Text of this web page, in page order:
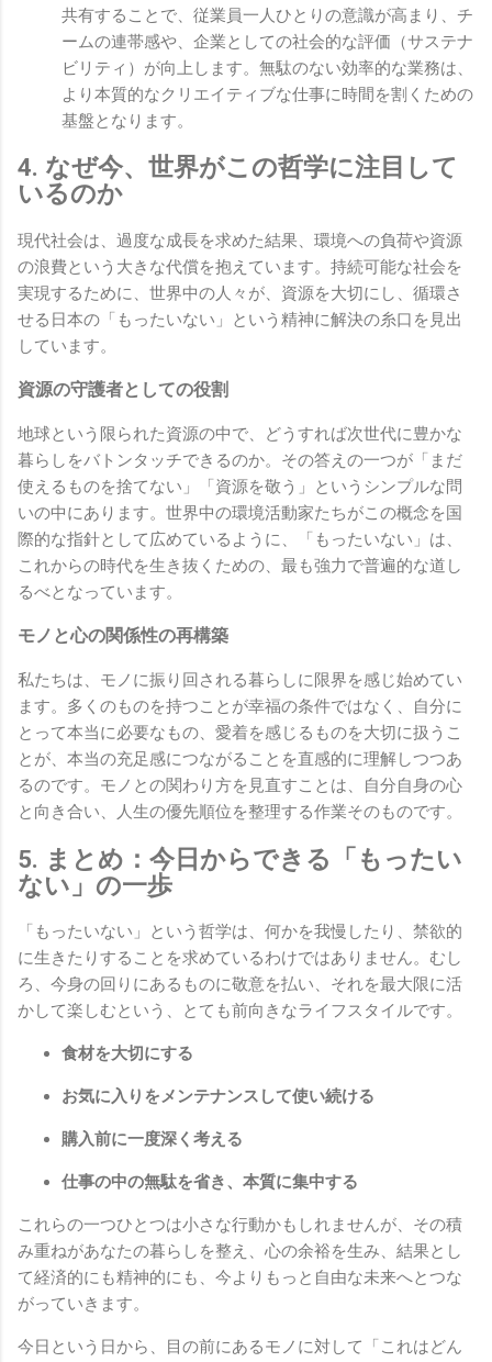
共有することで、従業員一人ひとりの意識が高まり、チ
ームの連帯感や、企業としての社会的な評価（サステナ
ビリティ）が向上します。無駄のない効率的な業務は、
より本質的なクリエイティブな仕事に時間を割くための
基盤となります。
4. なぜ今、世界がこの哲学に注目して
いるのか
現代社会は、過度な成長を求めた結果、環境への負荷や資源
の浪費という大きな代償を抱えています。持続可能な社会を
実現するために、世界中の人々が、資源を大切にし、循環さ
せる日本の「もったいない」という精神に解決の糸口を見出
しています。
資源の守護者としての役割
地球という限られた資源の中で、どうすれば次世代に豊かな
暮らしをバトンタッチできるのか。その答えの一つが「まだ
使えるものを捨てない」「資源を敬う」というシンプルな問
いの中にあります。世界中の環境活動家たちがこの概念を国
際的な指針として広めているように、「もったいない」は、
これからの時代を生き抜くための、最も強力で普遍的な道し
るべとなっています。
モノと心の関係性の再構築
私たちは、モノに振り回される暮らしに限界を感じ始めてい
ます。多くのものを持つことが幸福の条件ではなく、自分に
とって本当に必要なもの、愛着を感じるものを大切に扱うこ
とが、本当の充足感につながることを直感的に理解しつつあ
るのです。モノとの関わり方を見直すことは、自分自身の心
と向き合い、人生の優先順位を整理する作業そのものです。
5. まとめ：今日からできる「もったい
ない」の一歩
「もったいない」という哲学は、何かを我慢したり、禁欲的
に生きたりすることを求めているわけではありません。むし
ろ、今身の回りにあるものに敬意を払い、それを最大限に活
かして楽しむという、とても前向きなライフスタイルです。
食材を大切にする
お気に入りをメンテナンスして使い続ける
購入前に一度深く考える
仕事の中の無駄を省き、本質に集中する
これらの一つひとつは小さな行動かもしれませんが、その積
み重ねがあなたの暮らしを整え、心の余裕を生み、結果とし
て経済的にも精神的にも、今よりもっと自由な未来へとつな
がっていきます。
今日という日から、目の前にあるモノに対して「これはどん